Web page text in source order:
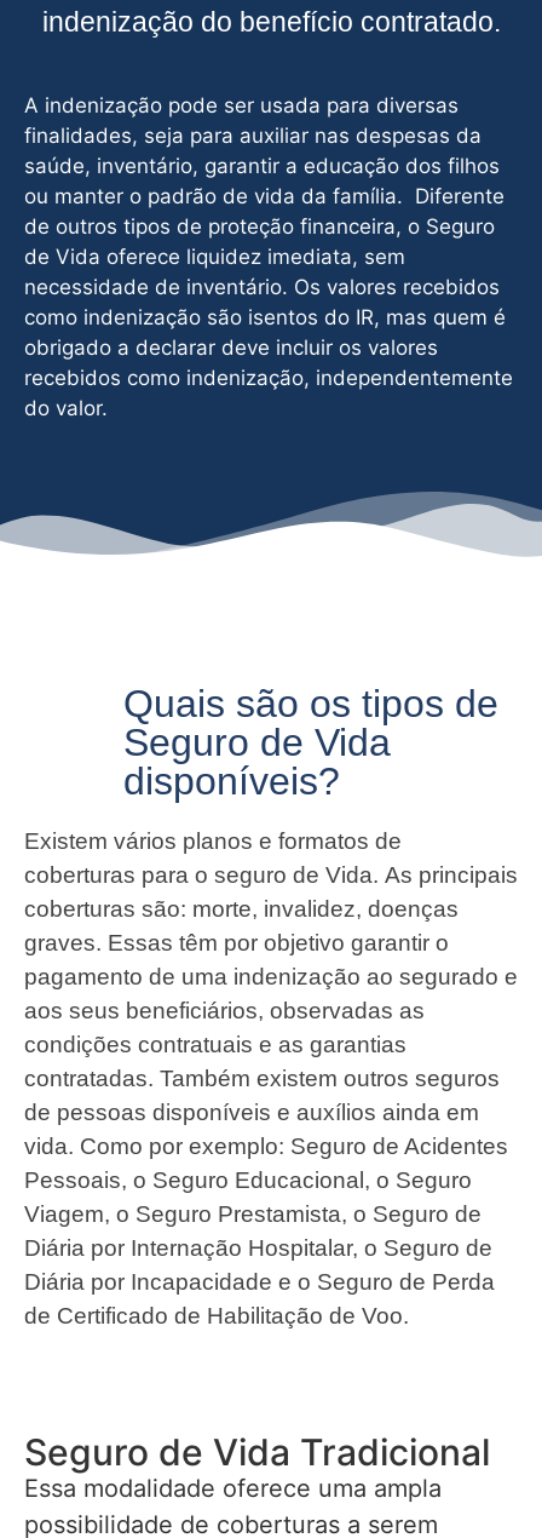
indenização do benefício contratado.
A indenização pode ser usada para diversas
finalidades, seja para auxiliar nas despesas da
saúde, inventário, garantir a educação dos filhos
ou manter o padrão de vida da família. Diferente
de outros tipos de proteção financeira, o Seguro
de Vida oferece liquidez imediata, sem
necessidade de inventário. Os valores recebidos
como indenização são isentos do IR, mas quem é
obrigado a declarar deve incluir os valores
recebidos como indenização, independentemente
do valor.
Quais são os tipos de
Seguro de Vida
disponíveis?
Existem vários planos e formatos de
coberturas para o seguro de Vida. As principais
coberturas são: morte, invalidez, doenças
graves. Essas têm por objetivo garantir o
pagamento de uma indenização ao segurado e
aos seus beneficiários, observadas as
condições contratuais e as garantias
contratadas. Também existem outros seguros
de pessoas disponíveis e auxílios ainda em
vida. Como por exemplo: Seguro de Acidentes
Pessoais, o Seguro Educacional, o Seguro
Viagem, o Seguro Prestamista, o Seguro de
Diária por Internação Hospitalar, o Seguro de
Diária por Incapacidade e o Seguro de Perda
de Certificado de Habilitação de Voo.
Seguro de Vida Tradicional
Essa modalidade oferece uma ampla
possibilidade de coberturas a serem